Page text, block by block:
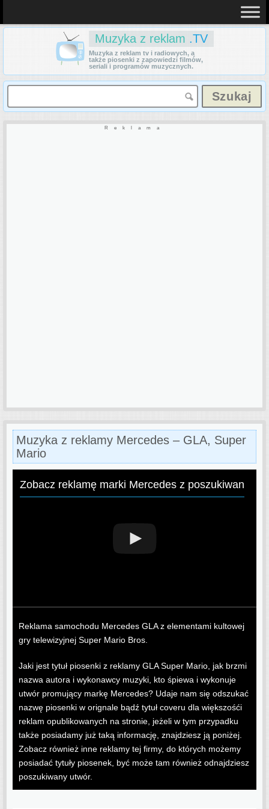
Muzyka z reklam .TV
Muzyka z reklam tv i radiowych, a
także piosenki z zapowiedzi filmów,
seriali i programów muzycznych.
Reklama
Muzyka z reklamy Mercedes – GLA, Super
Mario
Zobacz reklamę marki Mercedes z poszukiwaną
Reklama samochodu Mercedes GLA z elementami kultowej
gry telewizyjnej Super Mario Bros.
Jaki jest tytuł piosenki z reklamy GLA Super Mario, jak brzmi
nazwa autora i wykonawcy muzyki, kto śpiewa i wykonuje
utwór promujący markę Mercedes? Udaje nam się odszukać
nazwę piosenki w orignale bądź tytuł coveru dla większośći
reklam opublikowanych na stronie, jeżeli w tym przypadku
także posiadamy już taką informację, znajdziesz ją poniżej.
Zobacz również inne reklamy tej firmy, do których możemy
posiadać tytuły piosenek, być może tam również odnajdziesz
poszukiwany utwór.